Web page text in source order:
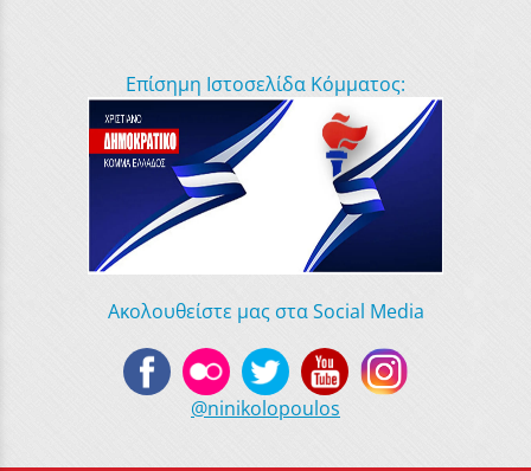
Επίσημη Ιστοσελίδα Κόμματος:
Ακολουθείστε μας στα Social Media
@ninikolopoulos